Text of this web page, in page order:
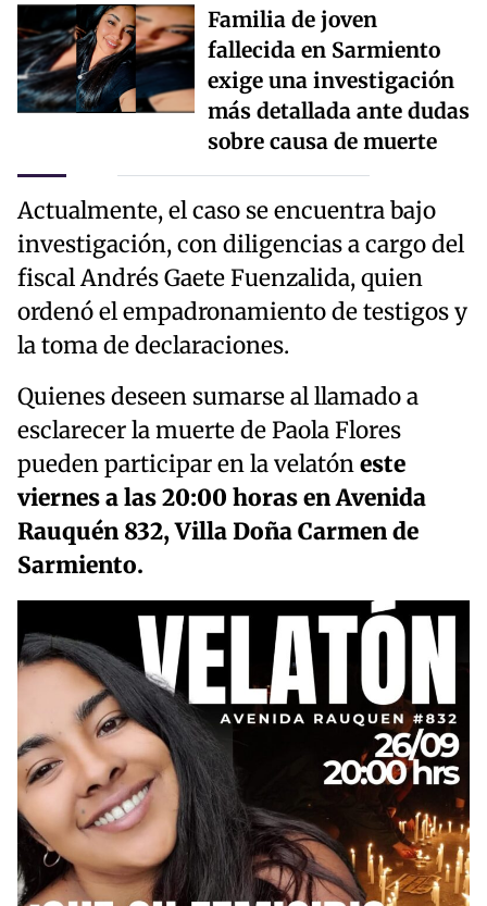
Familia de joven
fallecida en Sarmiento
exige una investigación
más detallada ante dudas
sobre causa de muerte
Actualmente, el caso se encuentra bajo
investigación, con diligencias a cargo del
fiscal Andrés Gaete Fuenzalida, quien
ordenó el empadronamiento de testigos y
la toma de declaraciones.
Quienes deseen sumarse al llamado a
esclarecer la muerte de Paola Flores
pueden participar en la velatóneste
viernes a las 20:00 horas en Avenida
Rauquén 832, Villa Doña Carmen de
Sarmiento.